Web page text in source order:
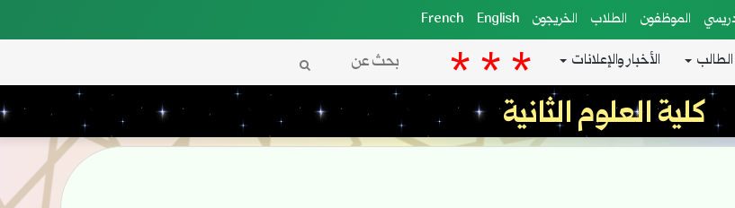
الموظفون الطلاب الخريجون French English
الأخبار والإعلانات بحث
عن كلية العلوم الثانية